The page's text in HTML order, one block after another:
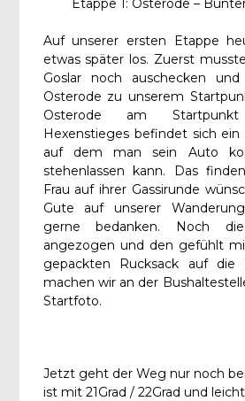
Etappe 1: Osterode –
Auf unserer ersten Etappe
etwas später los. Zuerst
Goslar noch auschecken
Osterode zu unserem
Osterode am
Hexenstieges befindet sich ein
auf dem man sein Auto
stehenlassen kann. Das
Frau auf ihrer Gassirunde
Gute auf unserer
gerne bedanken. Noch die
angezogen und den gefühlt
gepackten Rucksack auf die
machen wir an der
Startfoto.
Jetzt geht der Weg nur noch
ist mit 21Grad / 22Grad und